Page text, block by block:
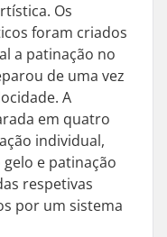
Os
foram criados
a patinação no
de uma vez
A
em quatro
individual,
e patinação
respetivas
por um sistema